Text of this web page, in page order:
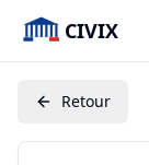
CIVIX
Retour